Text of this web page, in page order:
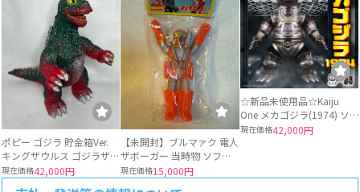
ポピー ゴジラ 貯金箱Ver.
キングザウルス ゴジラザウ
ルス 当時物
現在価格42,000円
【未開封】ブルマァク 電人
ザボーガー 当時物 ソフビ
ロボット
現在価格15,000円
☆新品未使用品☆Kaiju
One メカゴジラ(1974) ソ
フビ 墓場の画廊
現在価格42,000円